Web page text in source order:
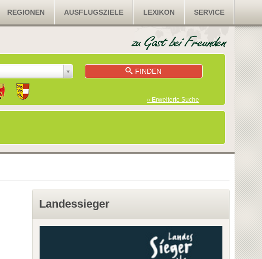
REGIONEN AUSFLUGSZIELE LEXIKON SERVICE
FINDEN
» Erweiterte Suche
Landessieger